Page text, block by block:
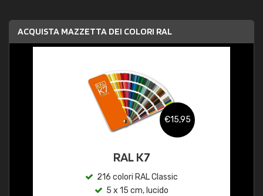
ACQUISTA MAZZETTA DEI COLORI RAL
€15,95
RAL K7
216 colori RAL Classic
5 x 15 cm, lucido